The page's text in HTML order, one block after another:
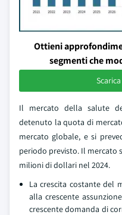
Ottieni
segmenti che
Il mercato della salute
detenuto la quota di
mercato globale, e si
periodo previsto. Il mercato
milioni di dollari nel 2024.
La crescita costante del
alla crescente
crescente domanda di